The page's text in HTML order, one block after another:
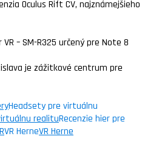
Oculus Rift CV, najznámejšieho
VR – SM-R325 určený pre Note 8
je zážitkové centrum pre
Headsety pre virtuálnu
realituRecenzie hier pre
VR HerneVR Herne